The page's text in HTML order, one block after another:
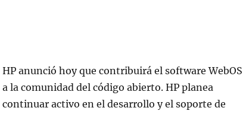
HP anunció hoy que contribuirá el software WebOS
a la comunidad del código abierto. HP planea
continuar activo en el desarrollo y el soporte de